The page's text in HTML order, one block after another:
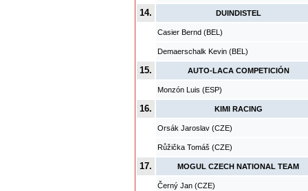
14. DUINDISTEL
Casier Bernd (BEL)
Demaerschalk Kevin (BEL)
15. AUTO-LACA COMPETICIÓN
Monzón Luis (ESP)
16. KIMI RACING
Orsák Jaroslav (CZE)
Růžička Tomáš (CZE)
17. MOGUL CZECH NATIONAL TEAM
Černý Jan (CZE)